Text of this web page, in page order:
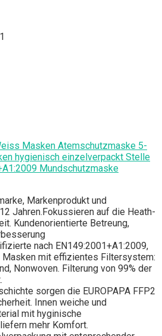
Masken Atemschutzmaske 5-
hygienisch einzelverpackt Stelle
Mundschutzmaske
Markenprodukt und
Jahren.Fokussieren auf die Heath-
Kundenorientierte Betreung,
nach EN149:2001+A1:2009,
Masken mit effizientes Filtersystem:
Nonwoven. Filterung von 99% der
sorgen die EUROPAPA FFP2
Innen weiche und
mit hyginische
mehr Komfort.